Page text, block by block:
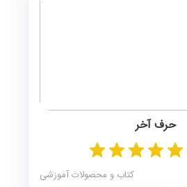
حرف آخر
کتاب و محصولات آموزشی